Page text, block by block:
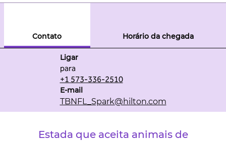
Contato
Horário da chegada
Ligar
Ligue
para
+1 573-336-2510
E-mail
Email
TBNFL_Spark@hilton.com
Estada que aceita animais de